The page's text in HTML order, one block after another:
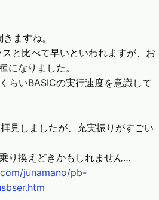
ますね。
と比べて早いといわれますが、お
になりました。
らいBASICの実行速度を意識して
見しましたが、充実振りがすごい
り換えどきかもしれません…
junamano/pb-